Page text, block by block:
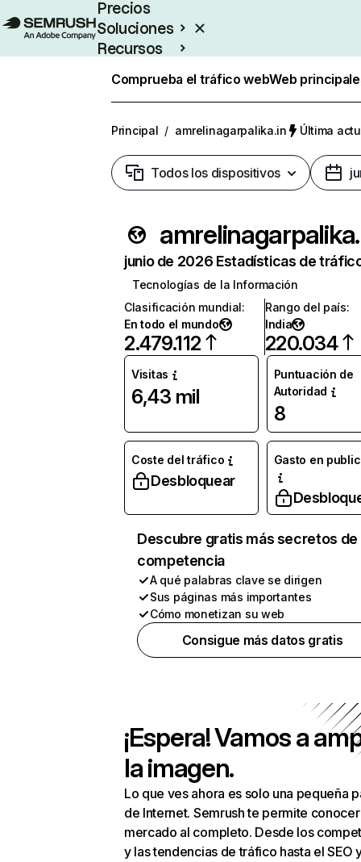
Precios
Soluciones
Recursos
Comprueba el tráfico webWeb
Principal / amrelinagarpalika.in Última
Todos los dispositivos
junio de 2026 Estadísticas de
Tecnologías de la Información
Clasificación mundial:
En todo el mundo
2.479.112
Rango del país:
India
220.034
Visitas
6,43 mil
Puntuación de
Autoridad
8
Coste del tráfico
Desbloquear
Gasto en
Descubre gratis más secretos de
competencia
A qué palabras clave se dirigen
Sus páginas más importantes
Cómo monetizan su web
Consigue más datos gratis
¡Espera! Vamos a
la imagen.
Lo que ves ahora es solo una pequeña
de Internet. Semrush te permite
mercado al completo. Desde los
y las tendencias de tráfico hasta el SEO